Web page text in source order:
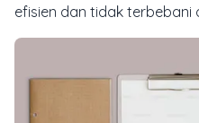
efisien dan tidak terbebani